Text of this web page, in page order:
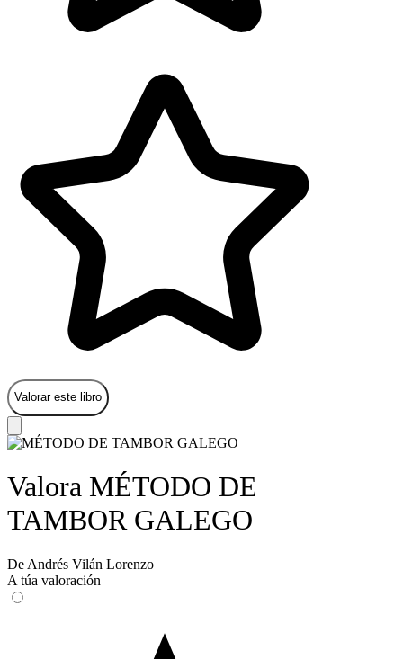
Valorar este libro
Valora MÉTODO DE
TAMBOR GALEGO
De Andrés Vilán Lorenzo
A túa valoración